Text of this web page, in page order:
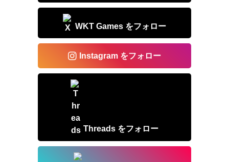
WKT Games をフォロー
Instagram をフォロー
Threads をフォロー